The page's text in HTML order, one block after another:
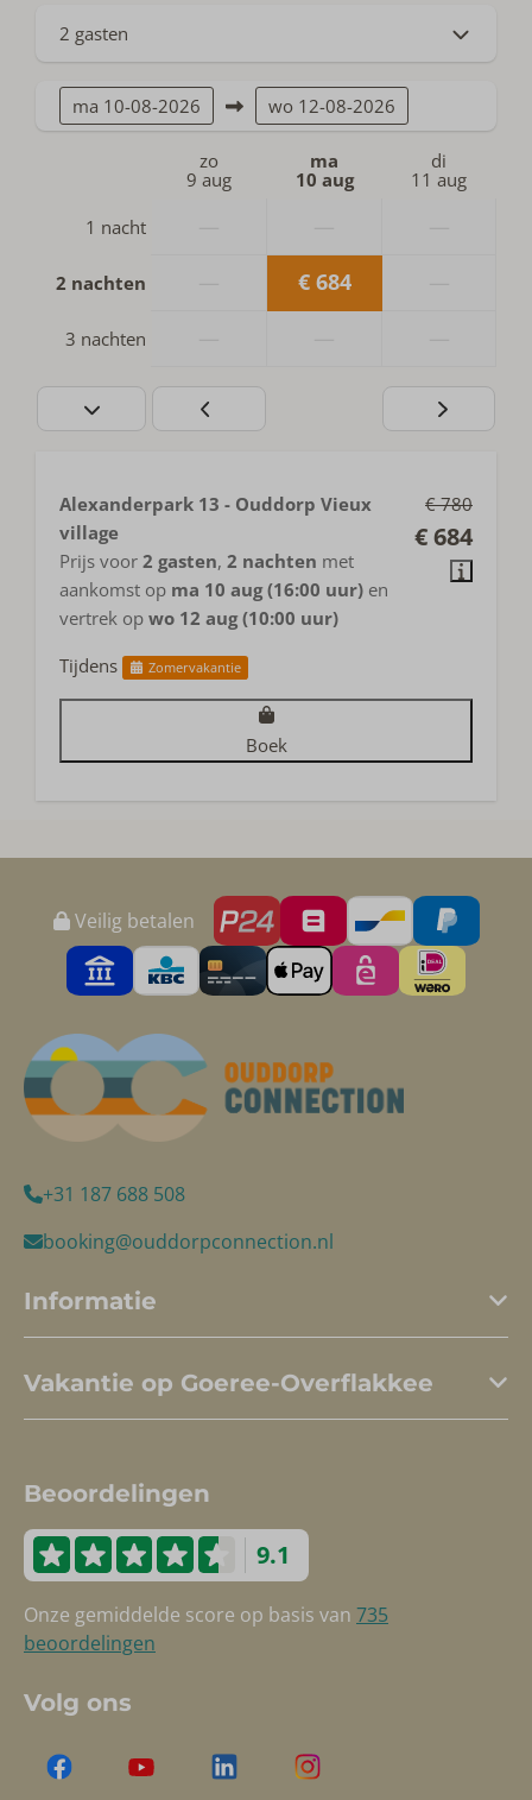
2 gasten
ma 10-08-2026 wo 12-08-2026
zo
9 aug
ma
10 aug
di
11 aug
1 nacht
2 nachten € 684
3 nachten
€ 780
€ 684
Alexanderpark 13 - Ouddorp Vieux
village
Prijs voor 2 gasten, 2 nachten met
aankomst op ma 10 aug (16:00 uur) en
vertrek op wo 12 aug (10:00 uur)
Tijdens
Zomervakantie
Boek
Veilig betalen
+31 187 688 508
booking@ouddorpconnection.nl
Informatie
Vakantie op Goeree-Overflakkee
Beoordelingen
9.1
Onze gemiddelde score op basis van 735
beoordelingen
Volg ons